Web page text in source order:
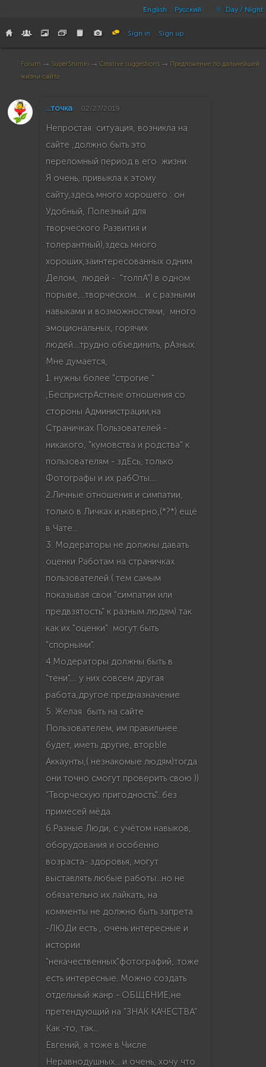
English Русский Day / Night
Sign in Sign up
Forum → SuperSnimki → Creative suggestions → Предложение по дальнейшей
жизни сайта
...точка 02/27/2019
Непростая ситуация, возникла на
сайте ,должно быть это
переломный период в его жизни.
Я очень, привыкла к этому
сайту,здесь много хорошего : он
Удобный, Полезный для
творческого Развития и
толерантный),здесь много
хороших,заинтересованных одним
Делом, людей - "толпА") в одном
порыве,...творческом.... и с разными
навыками и возможностями, много
эмоциональных, горячих
людей....трудно объединить, рАзных.
Мне думается,
1. нужны более "строгие "
,БеспристрАстные отношения со
стороны Администрации,на
Страничках Пользователей -
никакого, "кумовства и родства" к
пользователям - здЕсь, только
Фотографы и их рабОты....
2.Личные отношения и симпатии,
только в Личках и,наверно,(*?*) ещё
в Чате...
3. Модераторы не должны давать
оценки Работам на страничках
пользователей ( тем самым
показывая свои "симпатии или
предвзятость" к разным людям) так
как их "оценки" могут быть
"спорными".
4.Модераторы должны быть в
"тени".... у них совсем другая
работа,другое предназначение
5. Желая быть на сайте
Пользователем, им правильнее
будет, иметь другие, вторЫе
Аккаунты,( незнакомые людям)тогда
они точно смогут проверить свою ))
"Творческую пригодность"...без
примесей мёда.
6.Разные Люди, с учётом навыков,
оборудования и особенно
возраста- здоровья, могут
выставлять любые работы...но не
обязательно их лайкать, на
комменты не должно быть запрета
-ЛЮДи есть , очень интересные и
истории
"некачественных"фотографий,..тоже
есть интересные. Можно создать
отдельный жанр - ОБЩЕНИЕ,не
претендующий на "ЗНАК КАЧЕСТВА"
Как -то, так...
Евгений, я тоже в Числе
Неравнодушных... и очень, хочу что